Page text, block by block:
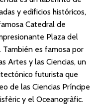
y edificios históricos,
Catedral de
Plaza del
es famosa por
Artes y las Ciencias, un
futurista que
de las Ciencias Príncipe
y el Oceanogràfic.